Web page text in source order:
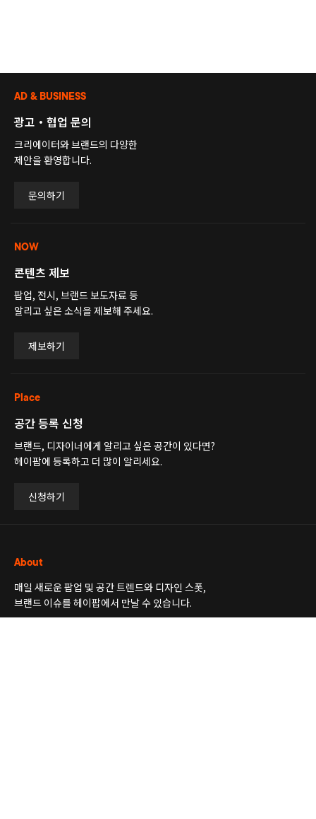
AD & BUSINESS
광고・협업 문의
크리에이터와 브랜드의 다양한
제안을 환영합니다.
문의하기
NOW
콘텐츠 제보
팝업, 전시, 브랜드 보도자료 등
알리고 싶은 소식을 제보해 주세요.
제보하기
Place
공간 등록 신청
브랜드, 디자이너에게 알리고 싶은 공간이 있다면?
헤이팝에 등록하고 더 많이 알리세요.
신청하기
About
매일 새로운 팝업 및 공간 트렌드와 디자인 스폿,
브랜드 이슈를 헤이팝에서 만날 수 있습니다.